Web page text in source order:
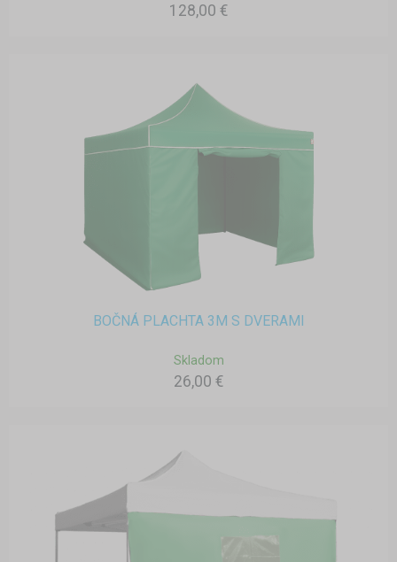
128,00 €
BOČNÁ PLACHTA 3M S DVERAMI
Skladom
26,00 €